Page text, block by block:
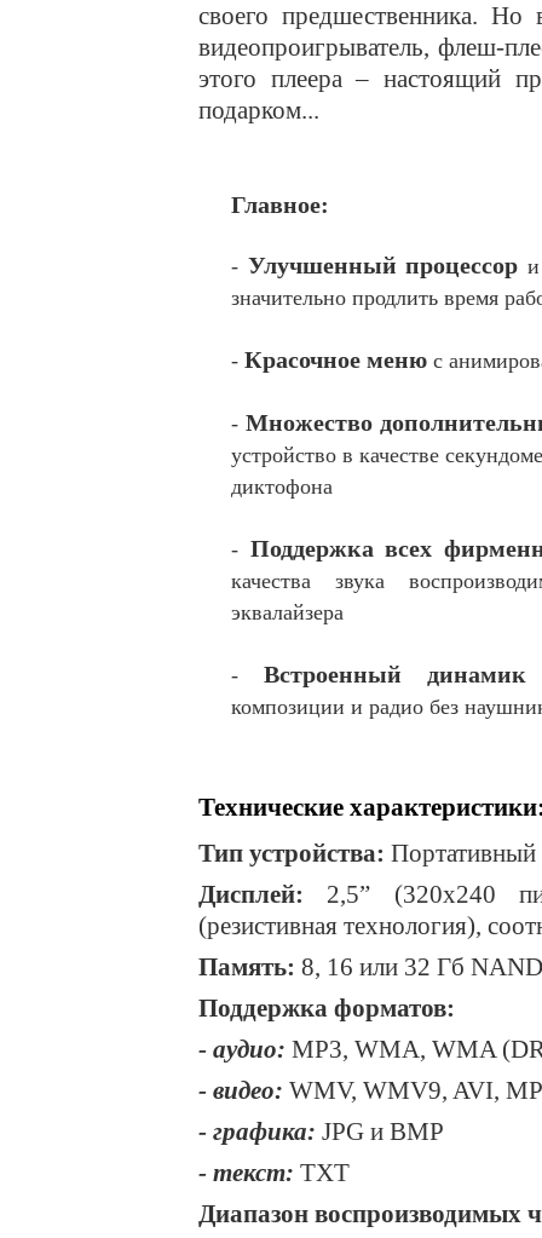
своего предшественника.
видеопроигрыватель, флеш-
этого плеера – настоящий
подарком...
Главное:
- Улучшенный процессор
значительно продлить время
- Красочное меню с
- Множество
устройство в качестве
диктофона
- Поддержка всех
качества звука
эквалайзера
- Встроенный динамик
композиции и радио без
Технические
Тип устройства: Портативный
Дисплей: 2,5” (320x240
(резистивная технология),
Память: 8, 16 или 32 Гб
Поддержка форматов:
- аудио: MP3, WMA, WMA
- видео: WMV, WMV9, AVI,
- графика: JPG и BMP
- текст: TXT
Диапазон воспроизводимых